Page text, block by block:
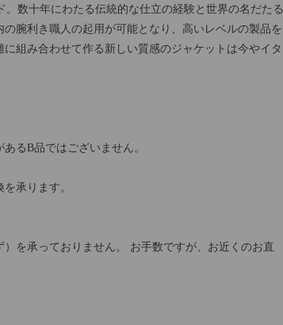
数十年にわたる伝統的な仕立の経験と世界の名だたる
腕利き職人の起用が可能となり、高いレベルの製品を
組み合わせて作る新しい質感のジャケットは今やイタ
るB品ではございません。
承ります。
を承っておりません。 お手数ですが、お近くのお直